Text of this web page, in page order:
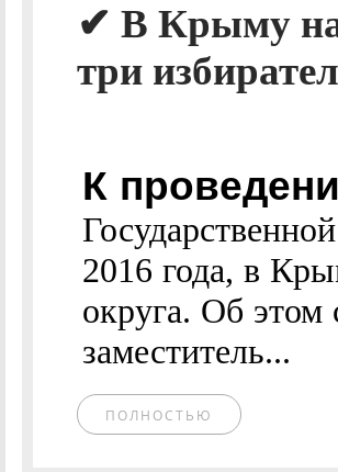
✔ В Крыму на
три
К
2016 года, в
округа. Об этом
заместитель...
ПОЛНОСТЬЮ